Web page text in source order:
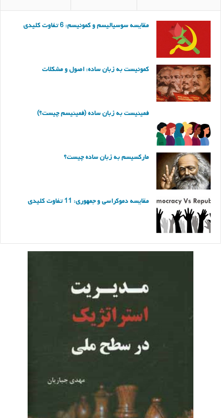
مقایسه سوسیالیسم و کمونیسم: 6 تفاوت کلیدی
کمونیست به زبان ساده: اصول و مشکلات
فمینیست به زبان ساده (فمینیسم چیست؟)
مارکسیسم به زبان ساده چیست؟
مقایسه دموکراسی و جمهوری: 11 تفاوت کلیدی